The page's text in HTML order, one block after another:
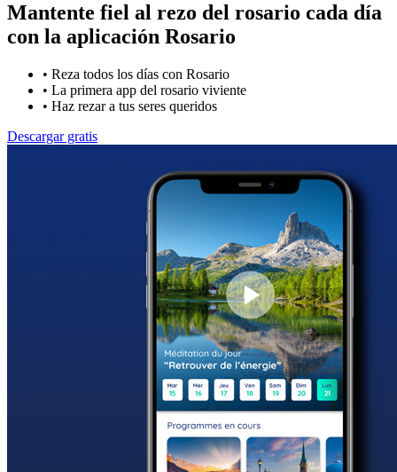
Mantente fiel al rezo del rosario cada día
con la aplicación Rosario
• Reza todos los días con Rosario
• La primera app del rosario viviente
• Haz rezar a tus seres queridos
Descargar gratis